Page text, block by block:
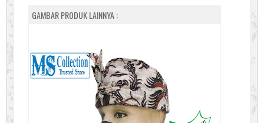
GAMBAR PRODUK LAINNYA :